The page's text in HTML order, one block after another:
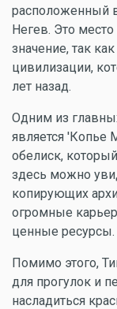
расположенный
Негев. Это
значение, так
цивилизации,
лет назад.
Одним из
является
обелиск,
здесь можно
копирующих
огромные
ценные ресурсы.
Помимо этого,
для прогулок и
насладиться